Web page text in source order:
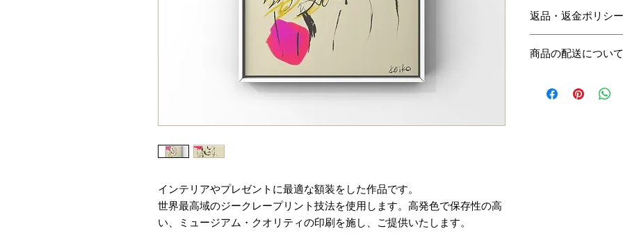
インテリアやプレゼントに最適な額装をした作品です。
世界最高域のジークレープリント技法を使用します。高発色で保存性の高
い、ミュージアム・クオリティの印刷を施し、ご提供いたします。
・A4サイズ（
なります。
・発色の良いキャン
す。
・額は一律で白色の
返品・返金ポリシー
の不良が明らかな場
をメールかお問合せ
商品の配送について
通常10営業日以内に